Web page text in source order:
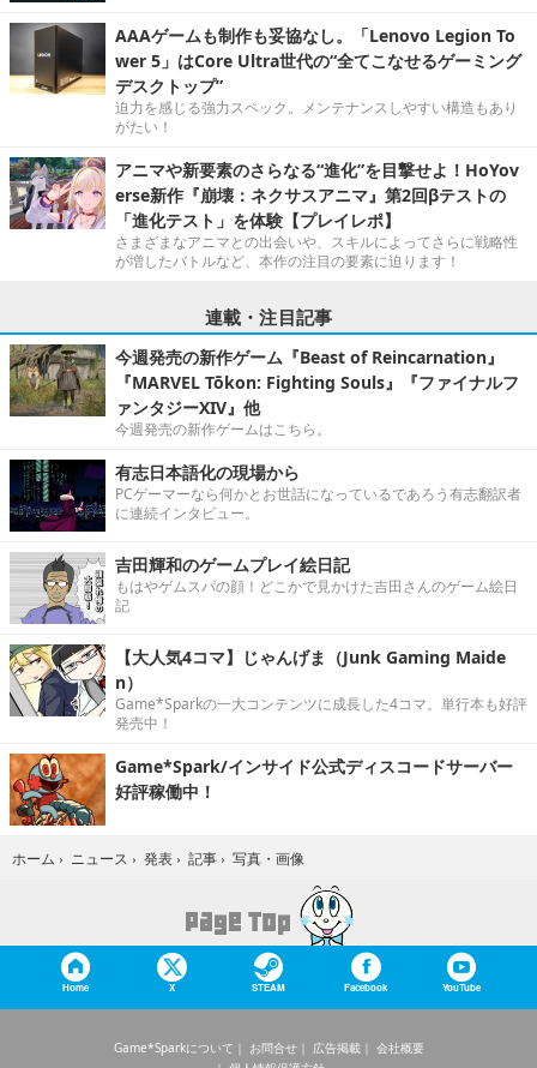
AAAゲームも制作も妥協なし。「Lenovo Legion To
wer 5」はCore Ultra世代の“全てこなせるゲーミング
デスクトップ”
迫力を感じる強力スペック。メンテナンスしやすい構造もあり
がたい！
アニマや新要素のさらなる“進化”を目撃せよ！HoYov
erse新作『崩壊：ネクサスアニマ』第2回βテストの
「進化テスト」を体験【プレイレポ】
さまざまなアニマとの出会いや、スキルによってさらに戦略性
が増したバトルなど、本作の注目の要素に迫ります！
連載・注目記事
今週発売の新作ゲーム『Beast of Reincarnation』
『MARVEL Tōkon: Fighting Souls』『ファイナルフ
ァンタジーXIV』他
今週発売の新作ゲームはこちら。
有志日本語化の現場から
PCゲーマーなら何かとお世話になっているであろう有志翻訳者
に連続インタビュー。
吉田輝和のゲームプレイ絵日記
もはやゲムスパの顔！どこかで見かけた吉田さんのゲーム絵日
記
【大人気4コマ】じゃんげま（Junk Gaming Maide
n）
Game*Sparkの一大コンテンツに成長した4コマ。単行本も好評
発売中！
Game*Spark/インサイド公式ディスコードサーバー
好評稼働中！
ホーム › ニュース › 発表 › 記事 › 写真・画像
Home X STEAM Facebook YouTube
Game*Sparkについて お問合せ 広告掲載
会社概要